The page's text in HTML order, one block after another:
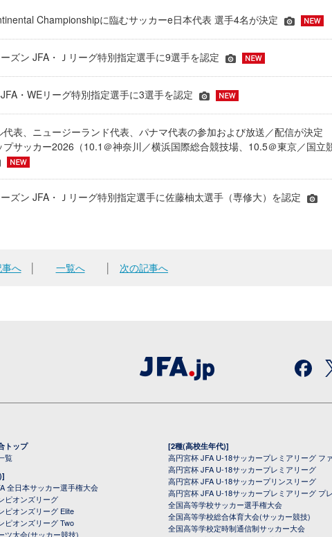
Championshipに臨むサッカーe日本代表 選手4名が決定
ズン JFA・Ｊリーグ特別指定選手に9選手を認定
・WEリーグ特別指定選手に3選手を認定
代表、ニュージーランド代表、パナマ代表の参加および放送／配信が決定
プサッカー2026（10.1＠神奈川／横浜国際総合競技場、10.5＠東京／国立
ズン JFA・Ｊリーグ特別指定選手に佐藤柚太選手（専修大）を認定
へ│ 一覧へ │ 次の記事へ
トップ
覧
全日本サッカー選手権大会
ピオンズリーグ
ピオンズリーグ Elite
ピオンズリーグ Two
ツ大会(サッカー競技)
[2種(高校生年代)]
高円宮杯 JFA U-18サッカープレミアリーグ フ
高円宮杯 JFA U-18サッカープレミアリーグ
高円宮杯 JFA U-18サッカープリンスリーグ
高円宮杯 JFA U-18サッカープレミアリーグ プ
全国高等学校サッカー選手権大会
全国高等学校総合体育大会(サッカー競技)
全国高等学校定時制通信制サッカー大会